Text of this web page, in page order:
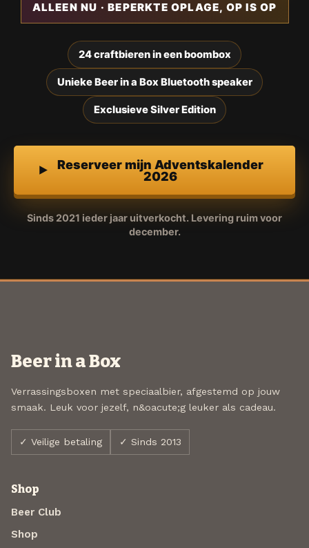
ALLEEN NU · BEPERKTE OPLAGE, OP IS OP
24 craftbieren in een boombox
Unieke Beer in a Box Bluetooth speaker
Exclusieve Silver Edition
Reserveer mijn Adventskalender
2026
Sinds 2021 ieder jaar uitverkocht. Levering ruim voor
december.
Beer in a Box
Verrassingsboxen met speciaalbier, afgestemd op jouw
smaak. Leuk voor jezelf, n&oacute;g leuker als cadeau.
✓ Veilige betaling ✓ Sinds 2013
Shop
Beer Club
Shop